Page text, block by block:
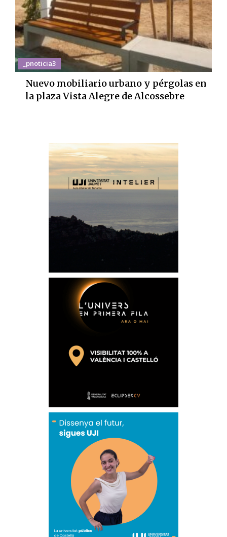
_pnoticia3
Nuevo mobiliario urbano y pérgolas en
la plaza Vista Alegre de Alcossebre